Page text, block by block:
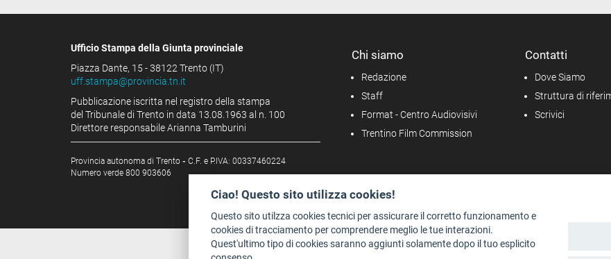
Ufficio Stampa della Giunta provinciale
Piazza Dante, 15 - 38122 Trento (IT)
uff.stampa@provincia.tn.it
Pubblicazione iscritta nel registro della stampa
del Tribunale di Trento in data 13.08.1963 al n. 100
Direttore responsabile Arianna Tamburini
Provincia autonoma di Trento - C.F. e P.IVA: 00337460224
Numero verde 800 903606
Chi siamo
Redazione
Staff
Format - Centro Audiovisivi
Trentino Film Commission
Contatti
Dove Siamo
Struttura di
Scrivici
Ciao! Questo sito utilizza cookies!
Questo sito utilzza cookies tecnici per assicurare il corretto funzionamento e
cookies di tracciamento per comprendere meglio le tue interazioni.
Quest'ultimo tipo di cookies saranno aggiunti solamente dopo il tuo esplicito